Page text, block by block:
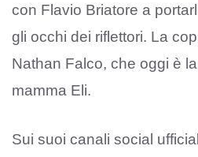
con Flavio Briatore a
gli occhi dei riflettori. La
Nathan Falco, che oggi è
mamma Eli.
Sui suoi canali social